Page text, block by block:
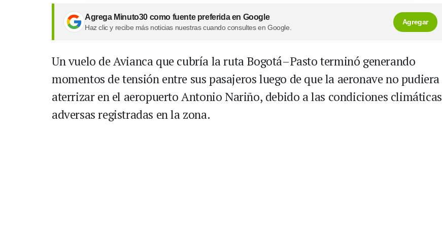
Agrega Minuto30 como fuente preferida en Google
Haz clic y recibe más noticias nuestras cuando consultes en Google.
Agregar
Un vuelo de Avianca que cubría la ruta Bogotá–Pasto terminó generando
momentos de tensión entre sus pasajeros luego de que la aeronave no pudiera
aterrizar en el aeropuerto Antonio Nariño, debido a las condiciones climáticas
adversas registradas en la zona.